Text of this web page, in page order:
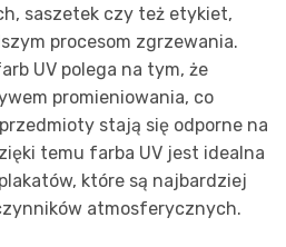
saszetek czy też etykiet,
procesom zgrzewania.
UV polega na tym, że
promieniowania, co
stają się odporne na
temu farba UV jest idealna
które są najbardziej
atmosferycznych.